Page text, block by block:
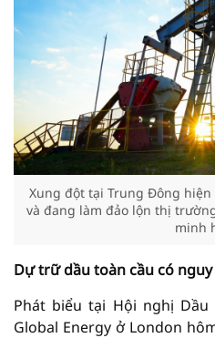
Xung đột tại Trung Đông
và đang làm đảo lộn thị
minh
Dự trữ dầu toàn cầu có nguy
Phát biểu tại Hội nghị
Global Energy ở London